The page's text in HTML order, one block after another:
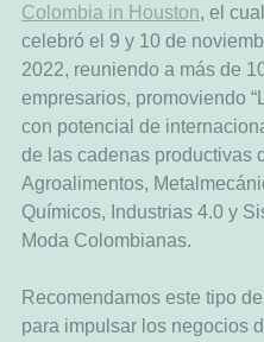
Colombia in Houston, el
celebró el 9 y 10 de
2022, reuniendo a más de
empresarios, promoviendo
con potencial de
de las cadenas productivas
Agroalimentos,
Químicos, Industrias 4.0 y
Moda Colombianas.
Recomendamos este tipo
para impulsar los negocios